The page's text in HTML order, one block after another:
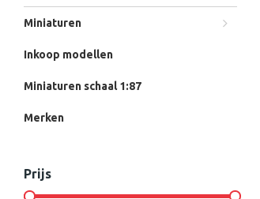
Miniaturen
Inkoop modellen
Miniaturen schaal 1:87
Merken
Prijs